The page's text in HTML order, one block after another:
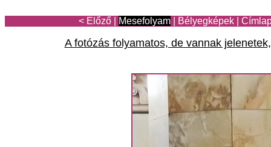
< Előző Mesefolyam Bélyegképek
A fotózás folyamatos, de vannak